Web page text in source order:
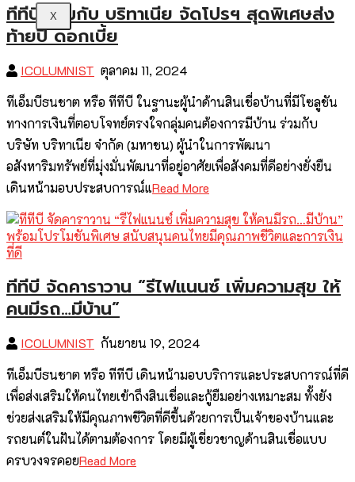
X
ทีทีบี ร่วมกับ บริทาเนีย จัดโปรฯ สุดพิเศษส่ง
ท้ายปี ดอกเบี้ย
ICOLUMNIST ตุลาคม 11, 2024
ทีเอ็มบีธนชาต หรือ ทีทีบี ในฐานะผู้นำด้านสินเชื่อบ้านที่มีโซลูชัน
ทางการเงินที่ตอบโจทย์ตรงใจกลุ่มคนต้องการมีบ้าน ร่วมกับ
บริษัท บริทาเนีย จำกัด (มหาชน) ผู้นำในการพัฒนา
อสังหาริมทรัพย์ที่มุ่งมั่นพัฒนาที่อยู่อาศัยเพื่อสังคมที่ดีอย่างยั่งยืน
เดินหน้ามอบประสบการณ์แRead More
ทีทีบี จัดคาราวาน “รีไฟแนนซ์ เพิ่มความสุข ให้
คนมีรถ…มีบ้าน”
ICOLUMNIST กันยายน 19, 2024
ทีเอ็มบีธนชาต หรือ ทีทีบี เดินหน้ามอบบริการและประสบการณ์ที่ดี
เพื่อส่งเสริมให้คนไทยเข้าถึงสินเชื่อและกู้ยืมอย่างเหมาะสม ทั้งยัง
ช่วยส่งเสริมให้มีคุณภาพชีวิตที่ดีขึ้นด้วยการเป็นเจ้าของบ้านและ
รถยนต์ในฝันได้ตามต้องการ โดยมีผู้เชี่ยวชาญด้านสินเชื่อแบบ
ครบวงจรคอยRead More